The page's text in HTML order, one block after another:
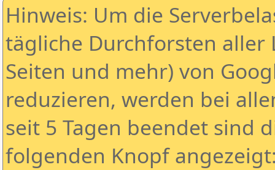
Hinweis: Um die
tägliche Durchforsten aller
Seiten und mehr) von
reduzieren, werden bei
seit 5 Tagen beendet sind
folgenden Knopf